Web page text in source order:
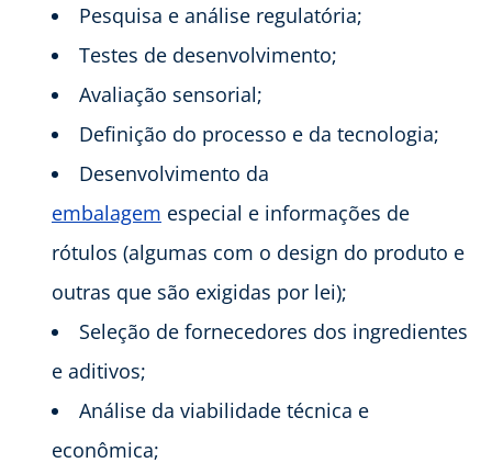
Pesquisa e análise regulatória;
Testes de desenvolvimento;
Avaliação sensorial;
Definição do processo e da tecnologia;
Desenvolvimento da
embalagem especial e informações de
rótulos (algumas com o design do produto e
outras que são exigidas por lei);
Seleção de fornecedores dos ingredientes
e aditivos;
Análise da viabilidade técnica e
econômica;